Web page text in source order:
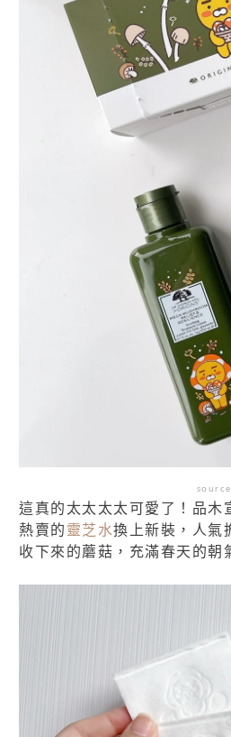
這真的太太太太可愛了！品
熱賣的 靈芝水換上新裝，人氣
收下來的蘑菇，充滿春天的